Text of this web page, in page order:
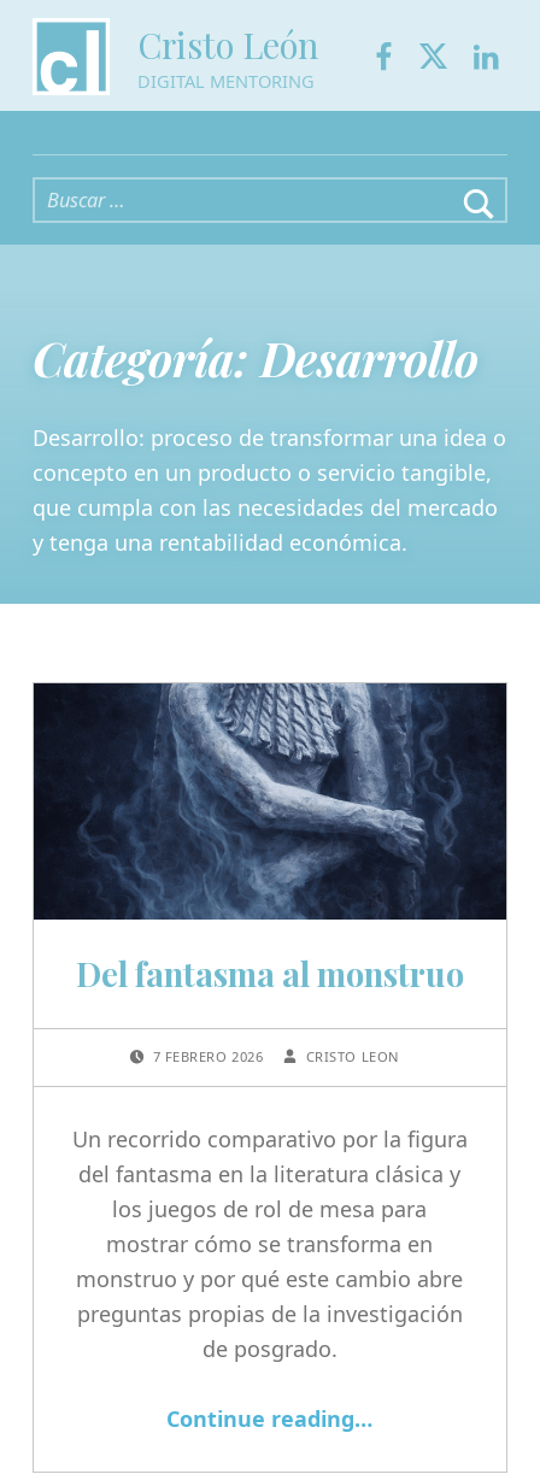
Cristo León
DIGITAL MENTORING
Buscar:
Categoría: Desarrollo
Desarrollo: proceso de transformar una idea o
concepto en un producto o servicio tangible,
que cumpla con las necesidades del mercado
y tenga una rentabilidad económica.
Del fantasma al monstruo
7 FEBRERO 2026 CRISTO LEON
Un recorrido comparativo por la figura
del fantasma en la literatura clásica y
los juegos de rol de mesa para
mostrar cómo se transforma en
monstruo y por qué este cambio abre
preguntas propias de la investigación
de posgrado.
Continue reading…